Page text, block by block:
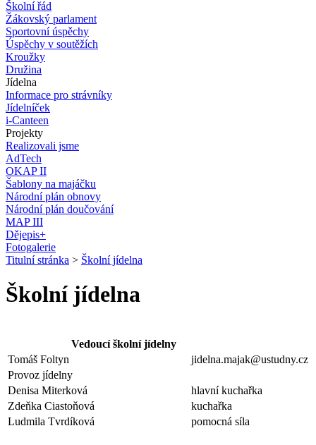
Školní řád
Žákovský parlament
Sportovní úspěchy
Úspěchy v soutěžích
Kroužky
Družina
Jídelna
Informace pro strávníky
Jídelníček
i-Canteen
Projekty
Realizovali jsme
AdTech
OKAP II
Šablony na majáčku
Národní plán obnovy
Národní plán doučování
MAP III
Dějepis+
Fotogalerie
Titulní stránka > Školní jídelna
Školní jídelna
Vedoucí školní jídelny
Tomáš Foltyn
jidelna.majak@ustudny.cz
Provoz jídelny
Denisa Miterková
hlavní kuchařka
Zdeňka Ciastoňová
kuchařka
Ludmila Tvrdíková
pomocná síla